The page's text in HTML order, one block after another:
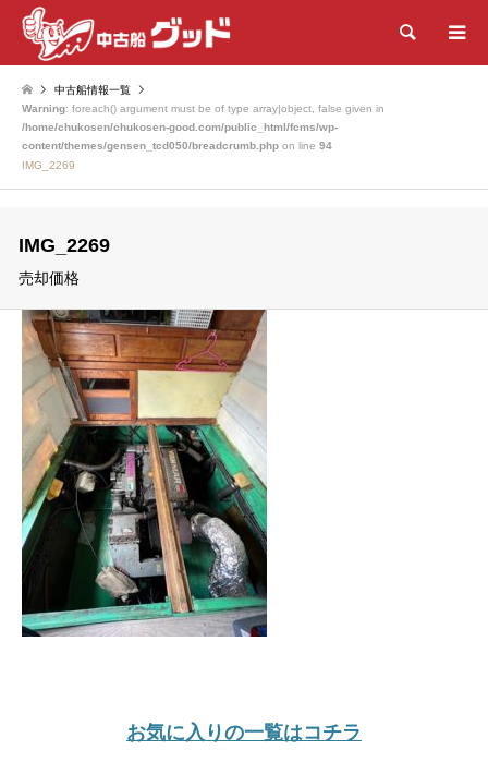
検索
中古船情報一覧
Warning: foreach() argument must be of type array|object, false given in
/home/chukosen/chukosen-good.com/public_html/fcms/wp-
content/themes/gensen_tcd050/breadcrumb.php on line 94
IMG_2269
IMG_2269
売却価格
お気に入りの一覧はコチラ